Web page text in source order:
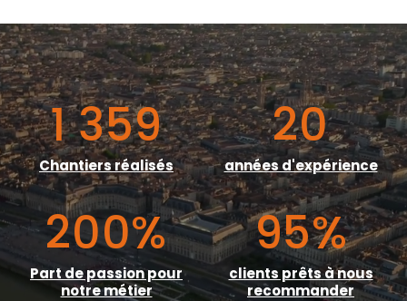
1 359
Chantiers réalisés
20
années d'expérience
200%
Part de passion pour
notre métier
95%
clients prêts à nous
recommander